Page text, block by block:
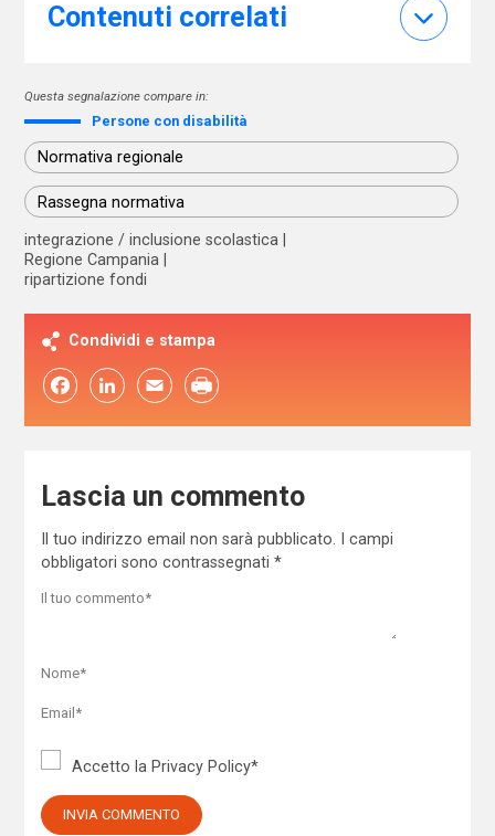
Contenuti correlati
Questa segnalazione compare in:
Persone con disabilità
Normativa regionale
Rassegna normativa
integrazione / inclusione scolastica
Regione Campania
ripartizione fondi
Condividi e stampa
FacebookLinkedIn Email
Lascia un commento
Il tuo indirizzo email non sarà pubblicato.
I campi
obbligatori sono contrassegnati *
Accetto la Privacy Policy*